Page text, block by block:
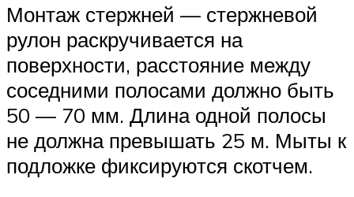
Монтаж стержней — стержневой
рулон раскручивается на
поверхности, расстояние между
соседними полосами должно быть
50 — 70 мм. Длина одной полосы
не должна превышать 25 м. Мыты к
подложке фиксируются скотчем.